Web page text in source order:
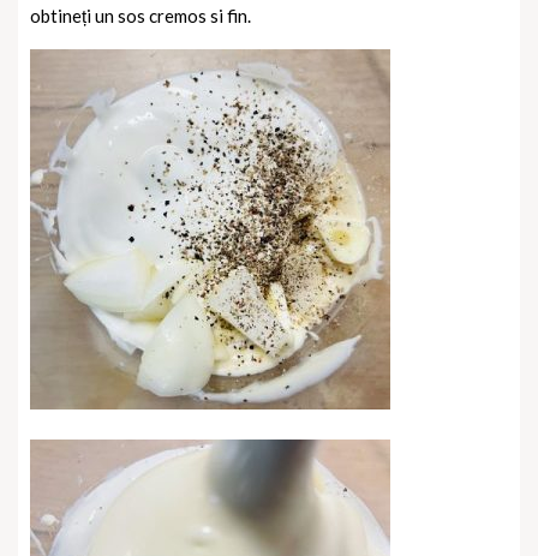
obtineți un sos cremos si fin.